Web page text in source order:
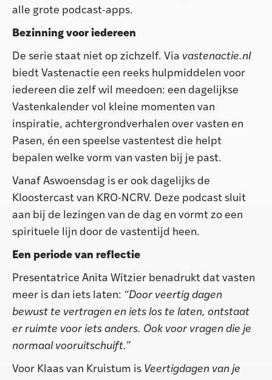
alle grote podcast-apps.
Bezinning voor iedereen
De serie staat niet op zichzelf. Via vastenactie.nl
biedt Vastenactie een reeks hulpmiddelen voor
iedereen die zelf wil meedoen: een dagelijkse
Vastenkalender vol kleine momenten van
inspiratie, achtergrondverhalen over vasten en
Pasen, én een speelse vastentest die helpt
bepalen welke vorm van vasten bij je past.
Vanaf Aswoensdag is er ook dagelijks de
Kloostercast van KRO-NCRV. Deze podcast sluit
aan bij de lezingen van de dag en vormt zo een
spirituele lijn door de vastentijd heen.
Een periode van reflectie
Presentatrice Anita Witzier benadrukt dat vasten
meer is dan iets laten: “Door veertig dagen
bewust te vertragen en iets los te laten, ontstaat
er ruimte voor iets anders. Ook voor vragen die je
normaal vooruitschuift.”
Voor Klaas van Kruistum is Veertigdagen van je